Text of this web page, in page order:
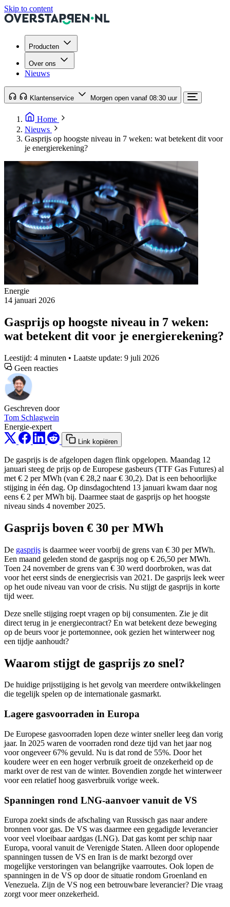
Skip to content
Producten
Over ons
Nieuws
Klantenservice Morgen open vanaf 08:30 uur
Home
Nieuws
Gasprijs op hoogste niveau in 7 weken: wat betekent dit voor
je energierekening?
Energie
14 januari 2026
Gasprijs op hoogste niveau in 7 weken:
wat betekent dit voor je energierekening?
Leestijd: 4 minuten • Laatste update: 9 juli 2026
Geen reacties
Geschreven door
Tom Schlagwein
Energie-expert
Link kopiëren
De gasprijs is de afgelopen dagen flink opgelopen. Maandag 12
januari steeg de prijs op de Europese gasbeurs (TTF Gas Futures) al
met € 2 per MWh (van € 28,2 naar € 30,2). Dat is een behoorlijke
stijging in één dag. Op dinsdagochtend 13 januari kwam daar nog
eens € 2 per MWh bij. Daarmee staat de gasprijs op het hoogste
niveau sinds 4 november 2025.
Gasprijs boven € 30 per MWh
De gasprijs is daarmee weer voorbij de grens van € 30 per MWh.
Een maand geleden stond de gasprijs nog op € 26,50 per MWh.
Toen 24 november de grens van € 30 werd doorbroken, was dat
voor het eerst sinds de energiecrisis van 2021. De gasprijs leek weer
op het oude niveau van voor de crisis. Nu stijgt de gasprijs in korte
tijd weer.
Deze snelle stijging roept vragen op bij consumenten. Zie je dit
direct terug in je energiecontract? En wat betekent deze beweging
op de beurs voor je portemonnee, ook gezien het winterweer nog
een tijdje aanhoudt?
Waarom stijgt de gasprijs zo snel?
De huidige prijsstijging is het gevolg van meerdere ontwikkelingen
die tegelijk spelen op de internationale gasmarkt.
Lagere gasvoorraden in Europa
De Europese gasvoorraden lopen deze winter sneller leeg dan vorig
jaar. In 2025 waren de voorraden rond deze tijd van het jaar nog
voor ongeveer 67% gevuld. Nu is dat rond de 55%. Door het
koudere weer en een hoger verbruik groeit de onzekerheid op de
markt over de rest van de winter. Bovendien zorgde het winterweer
voor een relatief hoog gasverbruik vorige week.
Spanningen rond LNG-aanvoer vanuit de VS
Europa zoekt sinds de afschaling van Russisch gas naar andere
bronnen voor gas. De VS was daarmee een gegadigde leverancier
voor veel vloeibaar aardgas (LNG). Dat gas komt per schip naar
Europa, vooral vanuit de Verenigde Staten. Alleen door oplopende
spanningen tussen de VS en Iran is de markt bezorgd over
mogelijke verstoringen van belangrijke vaarroutes. Ook lopen de
spanningen in de VS op door de situatie rondom Groenland en
Venezuela. Zijn de VS nog een betrouwbare leverancier? Die vraag
zorgt voor meer onzekerheid.